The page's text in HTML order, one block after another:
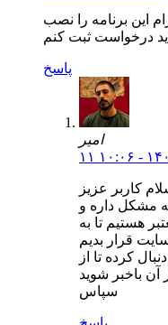
این برنامه را نصب
درخواست ثبت کنم
پاسخ
امیر
مشکل داره و
هستیم تا به
کرده تا از
سپاس